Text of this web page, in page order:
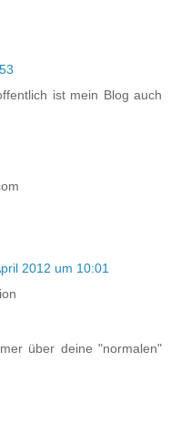
ist mein Blog auch
2012 um 10:01
über deine "normalen"